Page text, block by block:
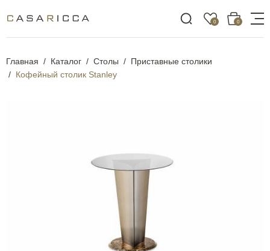
0 0
Главная Каталог Столы
Приставные столики
Кофейный столик Stanley